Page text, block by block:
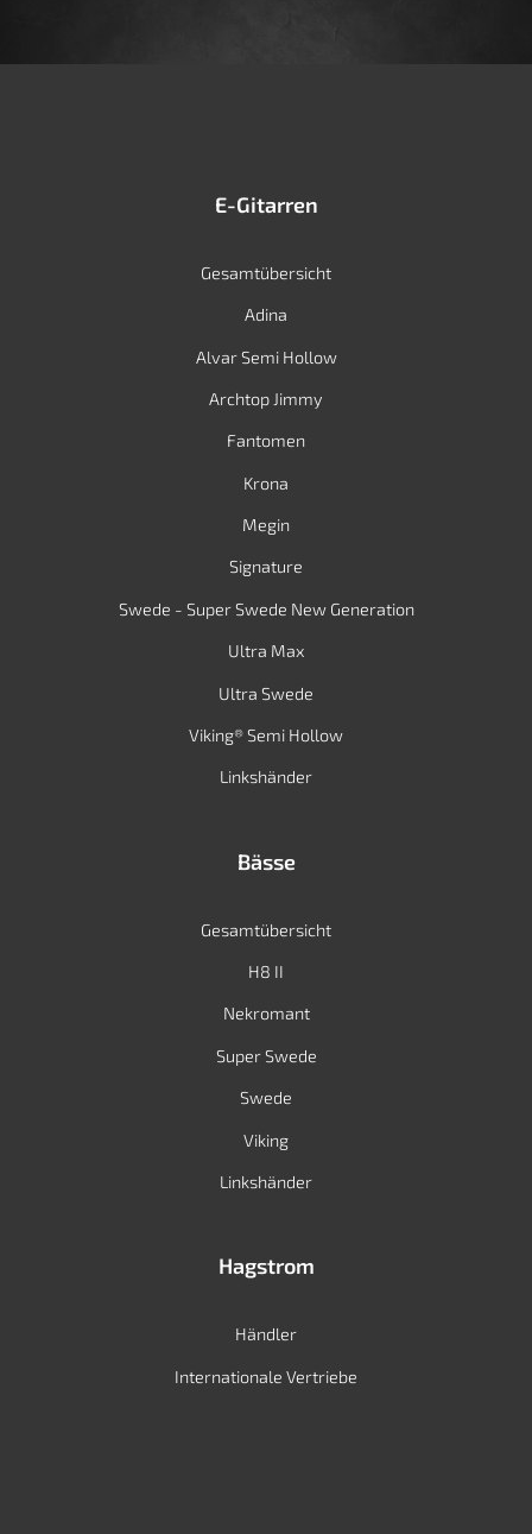
E-Gitarren
Gesamtübersicht
Adina
Alvar Semi Hollow
Archtop Jimmy
Fantomen
Krona
Megin
Signature
Swede - Super Swede New Generation
Ultra Max
Ultra Swede
Viking® Semi Hollow
Linkshänder
Bässe
Gesamtübersicht
H8 II
Nekromant
Super Swede
Swede
Viking
Linkshänder
Hagstrom
Händler
Internationale Vertriebe